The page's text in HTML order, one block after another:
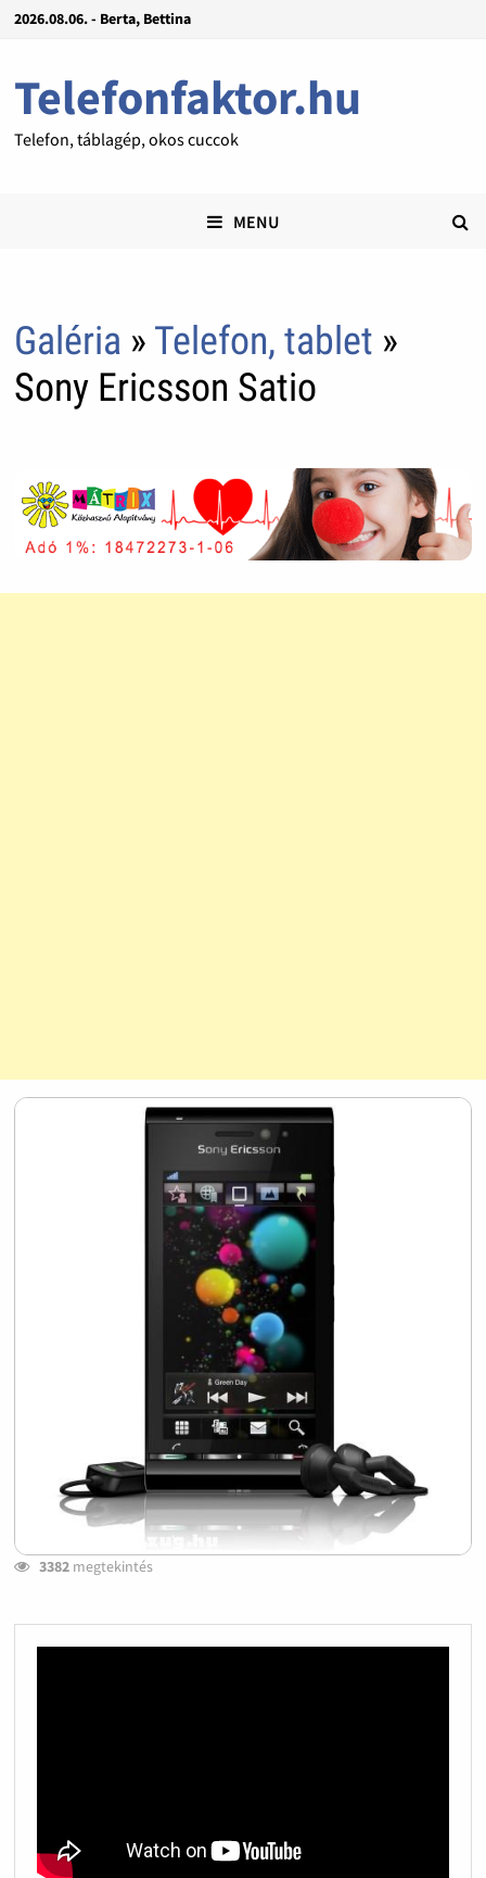
2026.08.06. - Berta, Bettina
Telefonfaktor.hu
Telefon, táblagép, okos cuccok
MENU
Galéria » Telefon, tablet »
Sony Ericsson Satio
3382megtekintés